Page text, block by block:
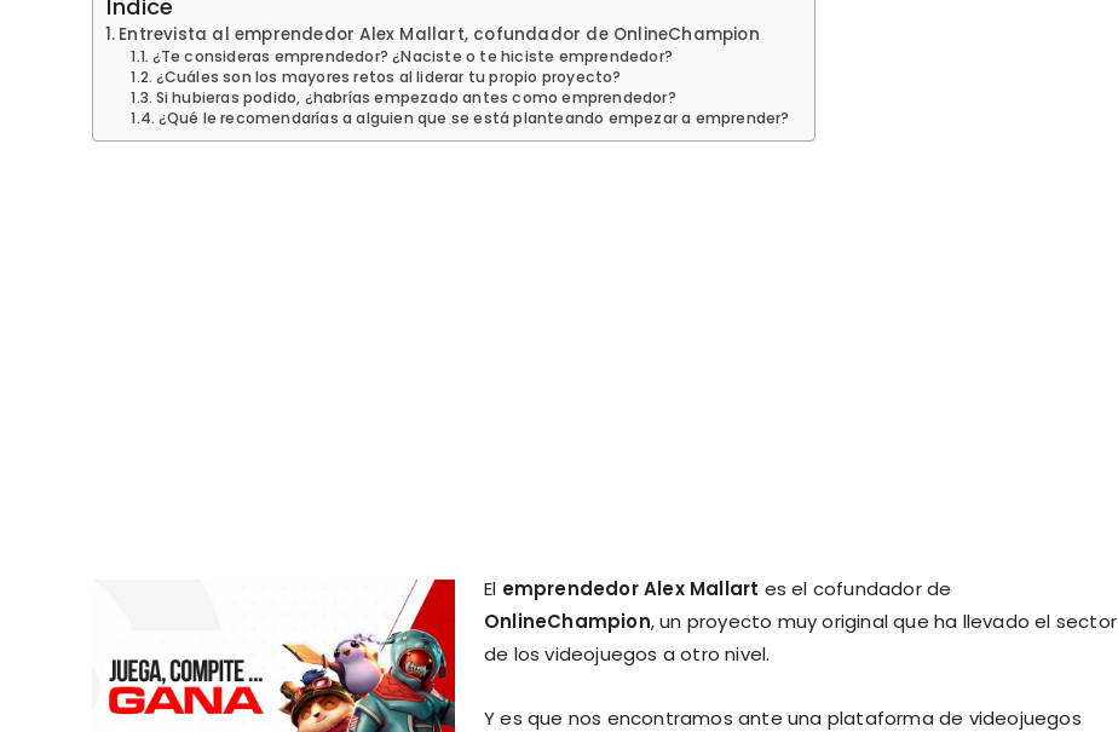
Índice
Entrevista al emprendedor Alex Mallart, cofundador de OnlineChampion
¿Te consideras emprendedor? ¿Naciste o te hiciste emprendedor?
¿Cuáles son los mayores retos al liderar tu propio proyecto?
Si hubieras podido, ¿habrías empezado antes como emprendedor?
¿Qué le recomendarías a alguien que se está planteando empezar a emprender?
El emprendedor Alex Mallart es el cofundador de
OnlineChampion, un proyecto muy original que ha llevado el sector
de los videojuegos a otro nivel.
Y es que nos encontramos ante una plataforma de videojuegos